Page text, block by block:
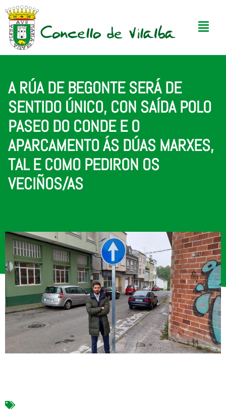
A RÚA DE BEGONTE SERÁ DE
SENTIDO ÚNICO, CON SAÍDA POLO
PASEO DO CONDE E O
APARCAMENTO ÁS DÚAS MARXES,
TAL E COMO PEDIRON OS
VECIÑOS/AS